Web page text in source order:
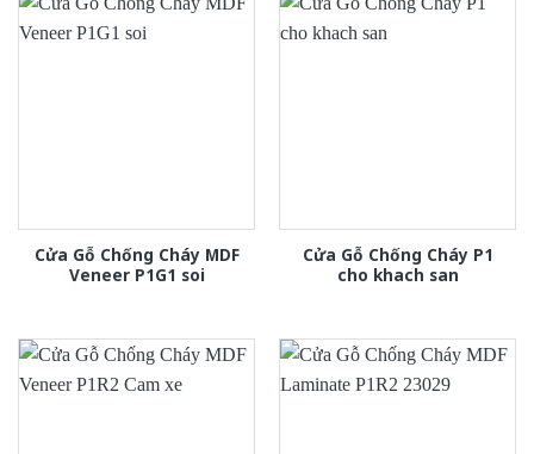
Cửa Gỗ Chống Cháy MDF
Veneer P1G1 soi
Cửa Gỗ Chống Cháy P1
cho khach san